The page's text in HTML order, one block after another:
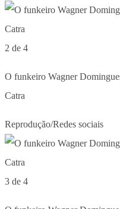
2 de 4
O funkeiro Wagner
Catra
Reprodução/Redes sociais
3 de 4